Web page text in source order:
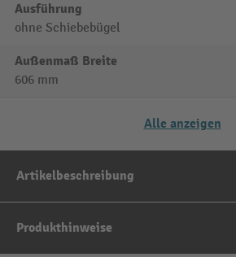
Ausführung
ohne Schiebebügel
Außenmaß Breite
606 mm
Alle anzeigen
Artikelbeschreibung
Produkthinweise